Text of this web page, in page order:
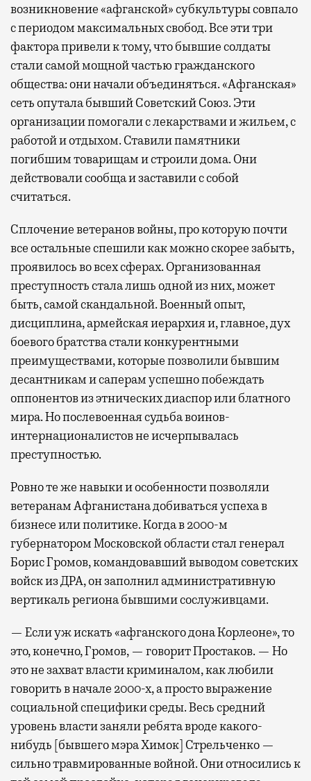
возникновение «афганской» субкультуры совпало
с периодом максимальных свобод. Все эти три
фактора привели к тому, что бывшие солдаты
стали самой мощной частью гражданского
общества: они начали объединяться. «Афганская»
сеть опутала бывший Советский Союз. Эти
организации помогали с лекарствами и жильем, с
работой и отдыхом. Ставили памятники
погибшим товарищам и строили дома. Они
действовали сообща и заставили с собой
считаться.
Сплочение ветеранов войны, про которую почти
все остальные спешили как можно скорее забыть,
проявилось во всех сферах. Организованная
преступность стала лишь одной из них, может
быть, самой скандальной. Военный опыт,
дисциплина, армейская иерархия и, главное, дух
боевого братства стали конкурентными
преимуществами, которые позволили бывшим
десантникам и саперам успешно побеждать
оппонентов из этнических диаспор или блатного
мира. Но послевоенная судьба воинов-
интернационалистов не исчерпывалась
преступностью.
Ровно те же навыки и особенности позволяли
ветеранам Афганистана добиваться успеха в
бизнесе или политике. Когда в 2000-м
губернатором Московской области стал генерал
Борис Громов, командовавший выводом советских
войск из ДРА, он заполнил административную
вертикаль региона бывшими сослуживцами.
— Если уж искать «афганского дона Корлеоне», то
это, конечно, Громов, — говорит Простаков. — Но
это не захват власти криминалом, как любили
говорить в начале 2000-х, а просто выражение
социальной специфики среды. Весь средний
уровень власти заняли ребята вроде какого-
нибудь [бывшего мэра Химок] Стрельченко —
сильно травмированные войной. Они относились к